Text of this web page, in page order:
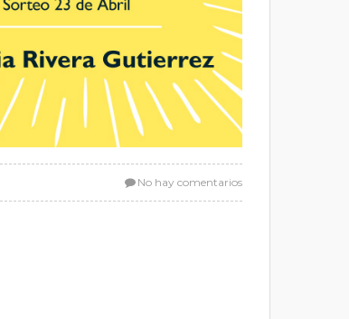
No hay comentarios